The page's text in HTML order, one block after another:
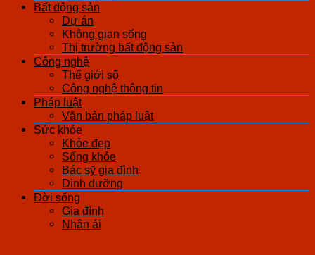
Bất động sản
Dự án
Không gian sống
Thị trường bất động sản
Công nghệ
Thế giới số
Công nghệ thông tin
Pháp luật
Văn bản pháp luật
Sức khỏe
Khỏe đẹp
Sống khỏe
Bác sỹ gia đình
Dinh dưỡng
Đời sống
Gia đình
Nhân ái